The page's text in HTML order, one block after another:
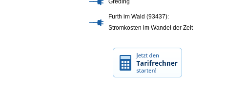
Greding
Furth im Wald (93437):
Stromkosten im Wandel der Zeit